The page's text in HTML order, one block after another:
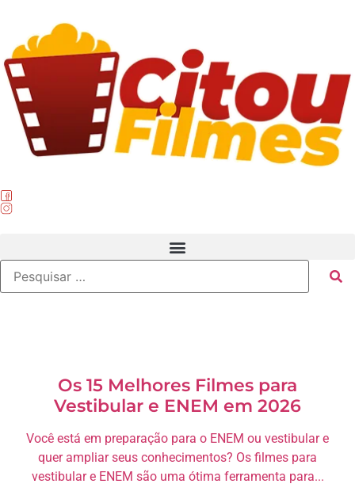
Os 15 Melhores Filmes para
Vestibular e ENEM em 2026
Você está em preparação para o ENEM ou vestibular e
quer ampliar seus conhecimentos? Os filmes para
vestibular e ENEM são uma ótima ferramenta para...